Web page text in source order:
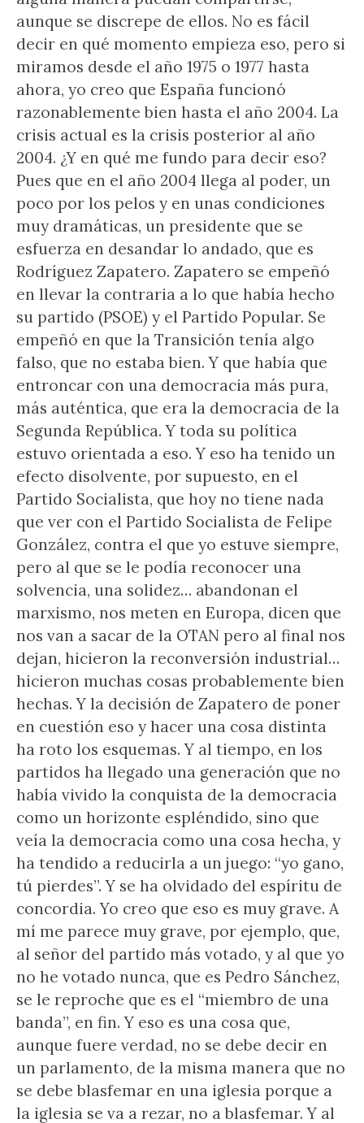
aunque se discrepe de ellos. No es fácil
decir en qué momento empieza eso, pero si
miramos desde el año 1975 o 1977 hasta
ahora, yo creo que España funcionó
razonablemente bien hasta el año 2004. La
crisis actual es la crisis posterior al año
2004. ¿Y en qué me fundo para decir eso?
Pues que en el año 2004 llega al poder, un
poco por los pelos y en unas condiciones
muy dramáticas, un presidente que se
esfuerza en desandar lo andado, que es
Rodríguez Zapatero. Zapatero se empeñó
en llevar la contraria a lo que había hecho
su partido (PSOE) y el Partido Popular. Se
empeñó en que la Transición tenía algo
falso, que no estaba bien. Y que había que
entroncar con una democracia más pura,
más auténtica, que era la democracia de la
Segunda República. Y toda su política
estuvo orientada a eso. Y eso ha tenido un
efecto disolvente, por supuesto, en el
Partido Socialista, que hoy no tiene nada
que ver con el Partido Socialista de Felipe
González, contra el que yo estuve siempre,
pero al que se le podía reconocer una
solvencia, una solidez… abandonan el
marxismo, nos meten en Europa, dicen que
nos van a sacar de la OTAN pero al final nos
dejan, hicieron la reconversión industrial…
hicieron muchas cosas probablemente bien
hechas. Y la decisión de Zapatero de poner
en cuestión eso y hacer una cosa distinta
ha roto los esquemas. Y al tiempo, en los
partidos ha llegado una generación que no
había vivido la conquista de la democracia
como un horizonte espléndido, sino que
veía la democracia como una cosa hecha, y
ha tendido a reducirla a un juego: “yo gano,
tú pierdes”. Y se ha olvidado del espíritu de
concordia. Yo creo que eso es muy grave. A
mí me parece muy grave, por ejemplo, que,
al señor del partido más votado, y al que yo
no he votado nunca, que es Pedro Sánchez,
se le reproche que es el “miembro de una
banda”, en fin. Y eso es una cosa que,
aunque fuere verdad, no se debe decir en
un parlamento, de la misma manera que no
se debe blasfemar en una iglesia porque a
la iglesia se va a rezar, no a blasfemar. Y al